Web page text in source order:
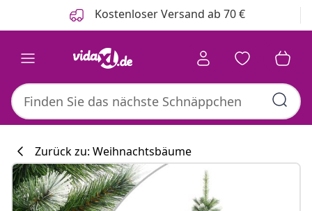
Kostenloser Versand ab 70 €
Zurück zu: Weihnachtsbäume